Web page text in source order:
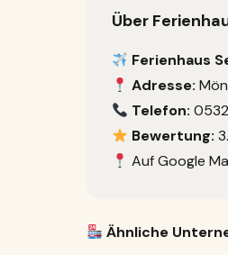
Über
Ferienhaus
Adresse:
Telefon:
Bewertung:
Auf Google
Ähnliche